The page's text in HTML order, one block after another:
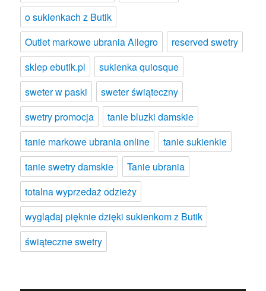
o sukienkach z Butik
Outlet markowe ubrania Allegro
reserved swetry
sklep ebutik.pl
sukienka quiosque
sweter w paski
sweter świąteczny
swetry promocja
tanie bluzki damskie
tanie markowe ubrania online
tanie sukienkie
tanie swetry damskie
Tanie ubrania
totalna wyprzedaż odzieży
wyglądaj pięknie dzięki sukienkom z Butik
świąteczne swetry